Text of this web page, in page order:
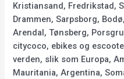
Kristiansand, Fredrikstad,
Drammen, Sarpsborg,
Arendal, Tønsberg,
citycoco, ebikes og
verden, slik som Europa,
Mauritania, Argentina,